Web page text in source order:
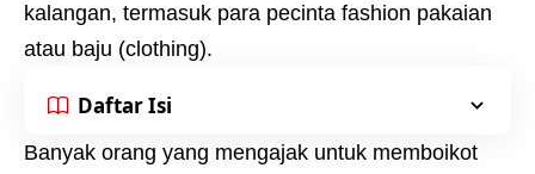
kalangan, termasuk para pecinta fashion pakaian
atau baju (clothing).
Daftar Isi
Banyak orang yang mengajak untuk memboikot